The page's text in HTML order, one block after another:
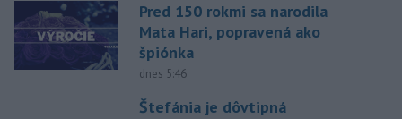
Pred 150 rokmi sa narodila
Mata Hari, popravená ako
špiónka
dnes 5:46
Štefánia je dôvtipná